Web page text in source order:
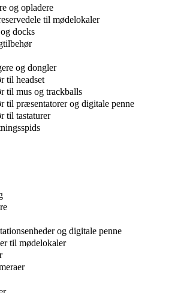
og opladere
til mødelokaler
docks
og dongler
til headset
til mus og trackballs
til præsentatorer og digitale penne
til tastaturer
og digitale penne
til mødelokaler